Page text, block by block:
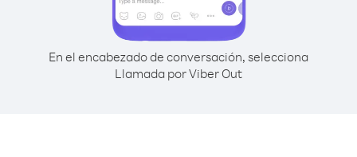
En el encabezado de conversación, selecciona
Llamada por Viber Out